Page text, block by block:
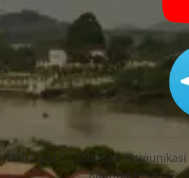
Hak Cipta © 2026 Unit Komunikasi
Kaunter Pelawat: